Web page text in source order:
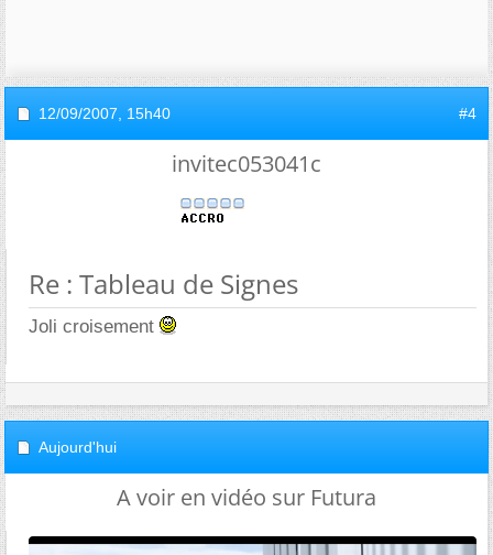
12/09/2007, 15h40 #4
invitec053041c
Re : Tableau de Signes
Joli croisement
Aujourd'hui
A voir en vidéo sur Futura